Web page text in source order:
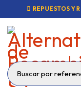
REPUESTOS Y